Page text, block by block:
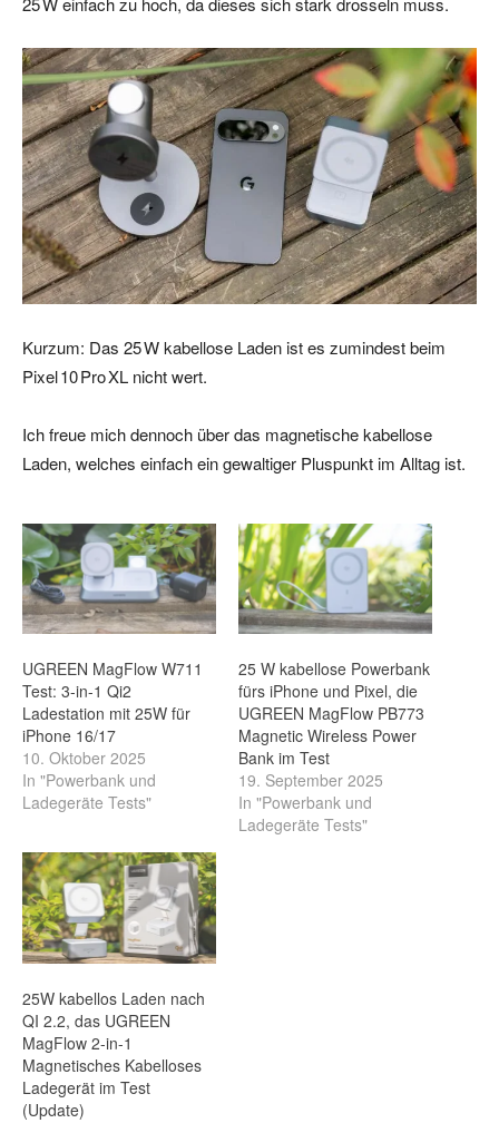
Kurzum: Das 25 W kabellose Laden ist es zumindest beim
Pixel 10 Pro XL nicht wert.
Ich freue mich dennoch über das magnetische kabellose
Laden, welches einfach ein gewaltiger Pluspunkt im Alltag ist.
UGREEN MagFlow W711
Test: 3-in-1 Qi2
Ladestation mit 25W für
iPhone 16/17
10. Oktober 2025
In "Powerbank und
Ladegeräte Tests"
25 W kabellose Powerbank
fürs iPhone und Pixel, die
UGREEN MagFlow PB773
Magnetic Wireless Power
Bank im Test
19. September 2025
In "Powerbank und
Ladegeräte Tests"
25W kabellos Laden nach
QI 2.2, das UGREEN
MagFlow 2-in-1
Magnetisches Kabelloses
Ladegerät im Test
(Update)